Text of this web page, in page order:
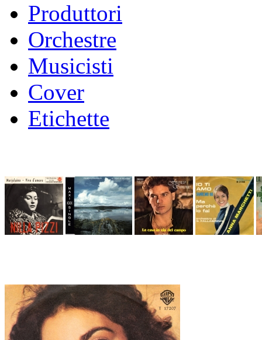
Produttori
Orchestre
Musicisti
Cover
Etichette